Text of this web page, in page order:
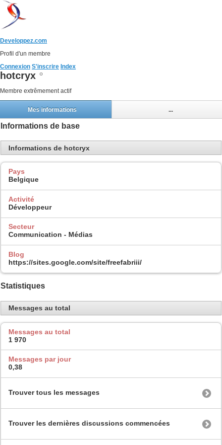
Developpez.com
Profil d'un membre
Connexion S'inscrire Index
hotcryx
Membre extrêmement actif
Mes informations ...
Informations de base
Informations de hotcryx
Pays
Belgique
Activité
Développeur
Secteur
Communication - Médias
Blog
https://sites.google.com/site/freefabriii/
Statistiques
Messages au total
Messages au total
1 970
Messages par jour
0,38
Trouver tous les messages
Trouver les dernières discussions commencées